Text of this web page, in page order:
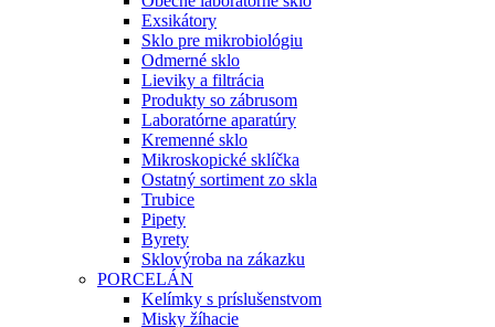
Exsikátory
Sklo pre mikrobiológiu
Odmerné sklo
Lieviky a filtrácia
Produkty so zábrusom
Laboratórne aparatúry
Kremenné sklo
Mikroskopické sklíčka
Ostatný sortiment zo skla
Trubice
Pipety
Byrety
Sklovýroba na zákazku
PORCELÁN
Kelímky s príslušenstvom
Misky žíhacie